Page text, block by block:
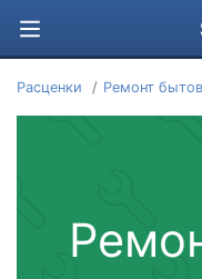
Расценки Ремонт